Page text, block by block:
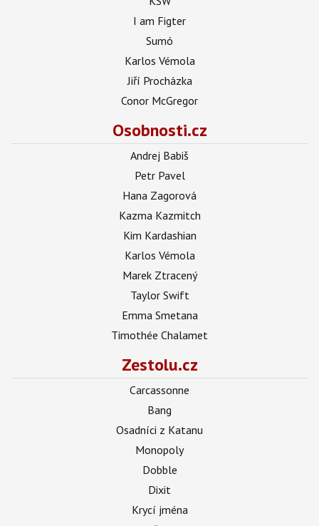
I am Figter
Sumó
Karlos Vémola
Jiří Procházka
Conor McGregor
Osobnosti.cz
Andrej Babiš
Petr Pavel
Hana Zagorová
Kazma Kazmitch
Kim Kardashian
Karlos Vémola
Marek Ztracený
Taylor Swift
Emma Smetana
Timothée Chalamet
Zestolu.cz
Carcassonne
Bang
Osadníci z Katanu
Monopoly
Dobble
Dixit
Krycí jména